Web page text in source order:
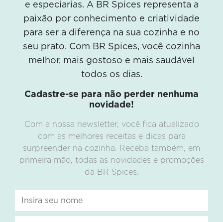
e especiarias. A BR Spices representa a
paixão por conhecimento e criatividade
para ser a diferença na sua cozinha e no
seu prato. Com BR Spices, você cozinha
melhor, mais gostoso e mais saudável
todos os dias.
Cadastre-se para não perder nenhuma
novidade!
Com a nossa newsletter, você fica atualizado
com as melhores receitas e dicas para
surpreender na cozinha. Receba também, em
primeira mão, todas as novidades e promoções
da BR Spices.